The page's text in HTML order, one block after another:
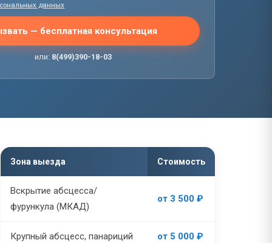
данных
— бесплатная консультация
или: 8(499)390-18-03
Зона выезда Стоимость
Вскрытие абсцесса/
фурункула (МКАД)
от 3 500 ₽
Крупный абсцесс, панариций от 5 000 ₽